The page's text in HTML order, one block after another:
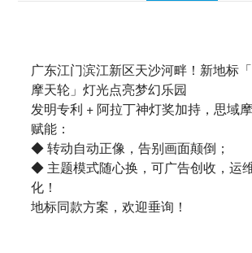
广东江门滨江新区天沙河畔！新地标
摩天轮」灯光点亮梦幻乐园
发明专利 + 阿拉丁神灯奖加持，思域
赋能：
◆ 转动自动正像，告别画面颠倒；
◆ 主题模式随心换，可广告创收，运
化！
地标同款方案，欢迎垂询！